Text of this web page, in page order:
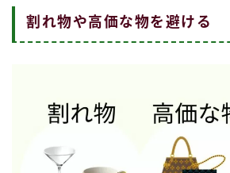
割れ物や高価な物を避ける